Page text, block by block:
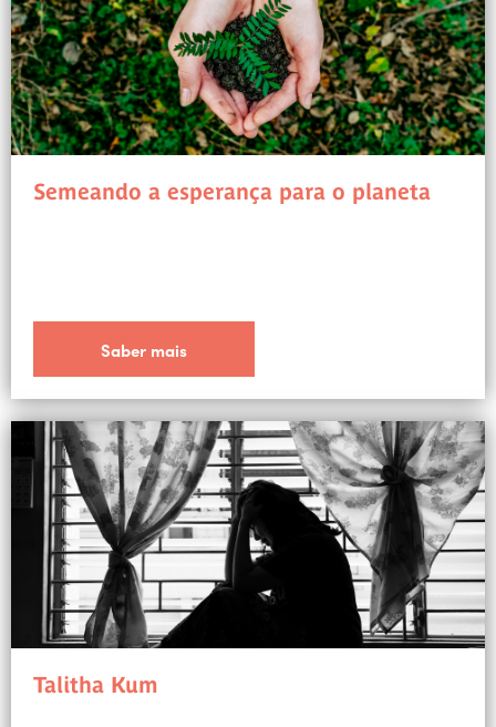
Semeando a esperança para o planeta
Saber mais
Talitha Kum